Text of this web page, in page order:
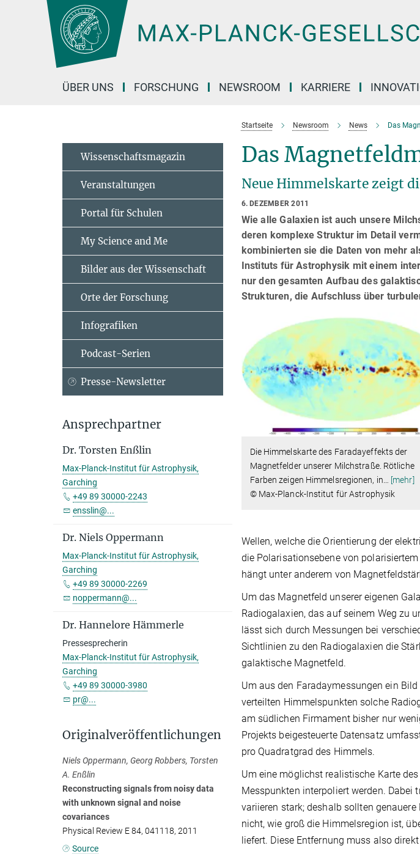
Hauptinhalt
ÜBER UNS FORSCHUNG NEWSROOM KARRIERE
Startseite Newsroom News Das
Das
Neue Himmelskarte zeigt
6. DEZEMBER 2011
Wie alle Galaxien ist auch unsere
deren komplexe Struktur im Detail
kombinierten sie die Daten von mehr
Instituts für Astrophysik mit einem
nur den gesamten Aufbau des
Strukturen, die Aufschluss über
Die Himmelskarte des Faradayeffekts der
Magnetfelder unserer Milchstraße. Rötliche
Farben zeigen Himmelsregionen, in
[mehr]
© Max-Planck-Institut für Astrophysik
Wellen, welche die Orientierung der
die Polarisationsebene von
hängt unter anderem von
Um das Magnetfeld unserer eigenen
Radiogalaxien, das auf seinem Weg zu
lässt sich durch Messungen bei
Sichtlinien zu den Radiogalaxien die
galaktische Magnetfeld.
Um aus den Faradaymessungen ein
verteilten Himmelspunkten solche
am südlichen Firmament bisher nur
Projekts beigesteuerte Datensatz
pro Quadratgrad des Himmels.
Um eine möglichst realistische Karte
Messpunkten interpoliert werden. Dabei
variieren stark; deshalb sollten
nicht, wie groß die Himmelsregion ist,
liefert. Diese Entfernung muss also
Wissenschaftsmagazin
Veranstaltungen
Portal für Schulen
My Science and Me
Bilder aus der Wissenschaft
Orte der Forschung
Infografiken
Podcast-Serien
Presse-Newsletter
Ansprechpartner
Dr. Torsten Enßlin
Max-Planck-Institut für Astrophysik,
Garching
+49 89 30000-2243
ensslin@...
Dr. Niels Oppermann
Max-Planck-Institut für Astrophysik,
Garching
+49 89 30000-2269
noppermann@...
Dr. Hannelore Hämmerle
Pressesprecherin
Max-Planck-Institut für Astrophysik,
Garching
+49 89 30000-3980
pr@...
Originalveröffentlichungen
Niels Oppermann, Georg Robbers, Torsten
A. Enßlin
Reconstructing signals from noisy data
with unknown signal and noise
covariances
Physical Review E 84, 041118, 2011
Source